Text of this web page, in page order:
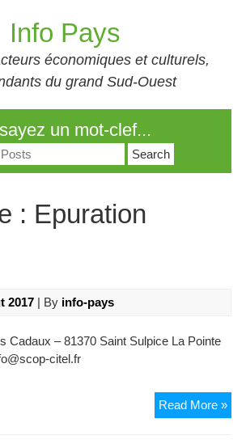
Info Pays
économiques et culturels,
du grand Sud-Ouest
un mot-clef...
: Epuration
2017| By info-pays
Cadaux – 81370 Saint Sulpice La Pointe
citel.fr
Read More »